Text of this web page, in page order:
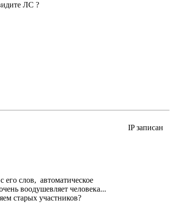
ЛС ?
IP записан
слов, автоматическое
воодушевляет человека...
старых участников?